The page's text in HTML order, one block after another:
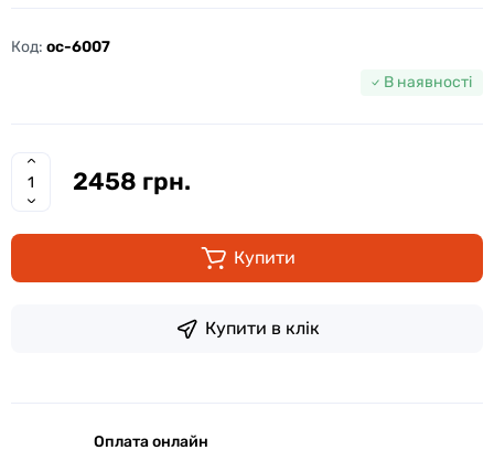
Код: oc-6007
В наявності
2458 грн.
Купити
Купити в клік
Оплата онлайн